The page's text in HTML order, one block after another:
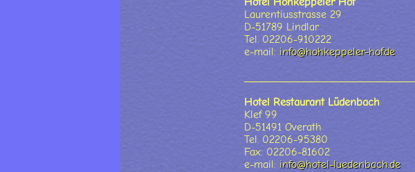
Laurentiusstrasse 29
D-51789 Lindlar
Tel. 02206-910222
e-mail: info@hohkeppeler-hof.de
Hotel Restaurant Lüdenbach
Klef 99
D-51491 Overath
Tel. 02206-95380
Fax: 02206-81602
e-mail: info@hotel-luedenbach.de